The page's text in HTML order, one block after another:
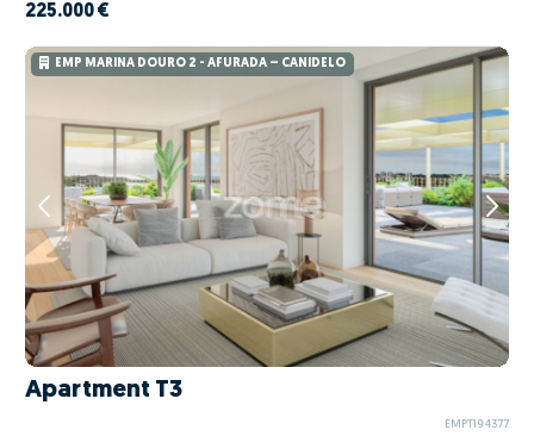
225.000 €
EMP MARINA DOURO 2 - AFURADA – CANIDELO
Apartment T3
EMPT194377